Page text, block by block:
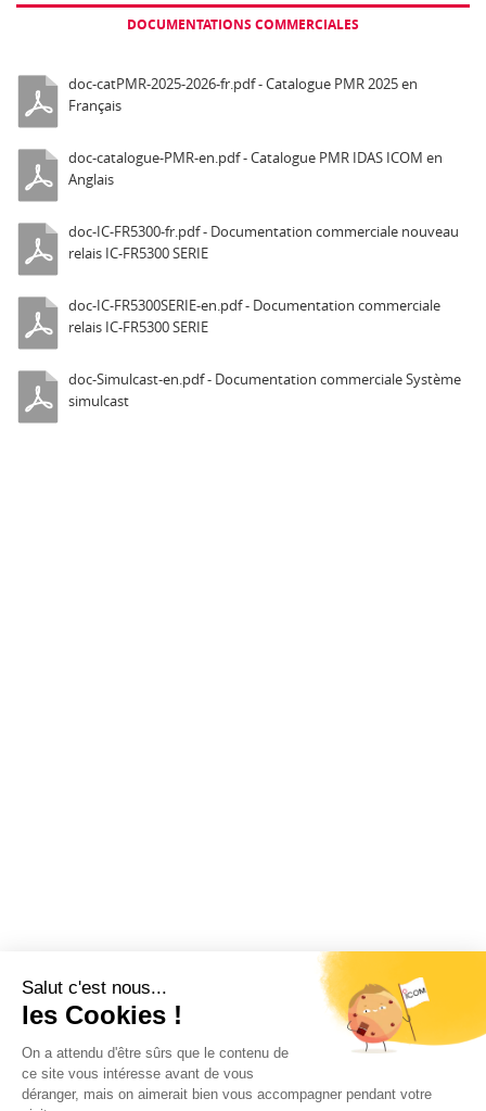
DOCUMENTATIONS COMMERCIALES
doc-catPMR-2025-2026-fr.pdf - Catalogue PMR 2025 en
Français
doc-catalogue-PMR-en.pdf - Catalogue PMR IDAS ICOM en
Anglais
doc-IC-FR5300-fr.pdf - Documentation commerciale nouveau
relais IC-FR5300 SERIE
doc-IC-FR5300SERIE-en.pdf - Documentation commerciale
relais IC-FR5300 SERIE
doc-Simulcast-en.pdf - Documentation commerciale Système
simulcast
Restez informé !Abonnez-vous à la newsletter et recevez
toutes les actualités d’ICOM France